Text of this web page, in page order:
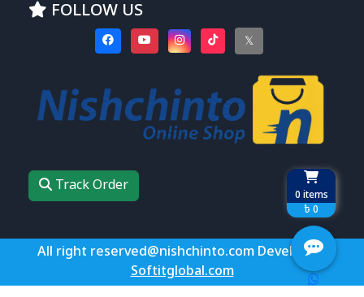
0 items
৳ 0
FOLLOW US
𝕏
Track Order
All right reserved@nishchinto.com Develop by
Softitglobal.com